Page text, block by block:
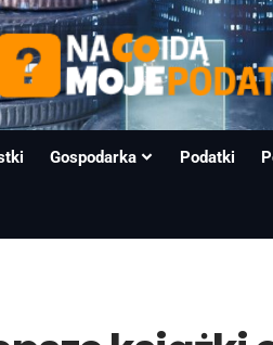
Gospodarka Podatki